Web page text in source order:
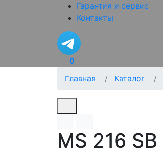
Гарантия и сервис
Контакты
0
Главная
Каталог
MS 216 SB